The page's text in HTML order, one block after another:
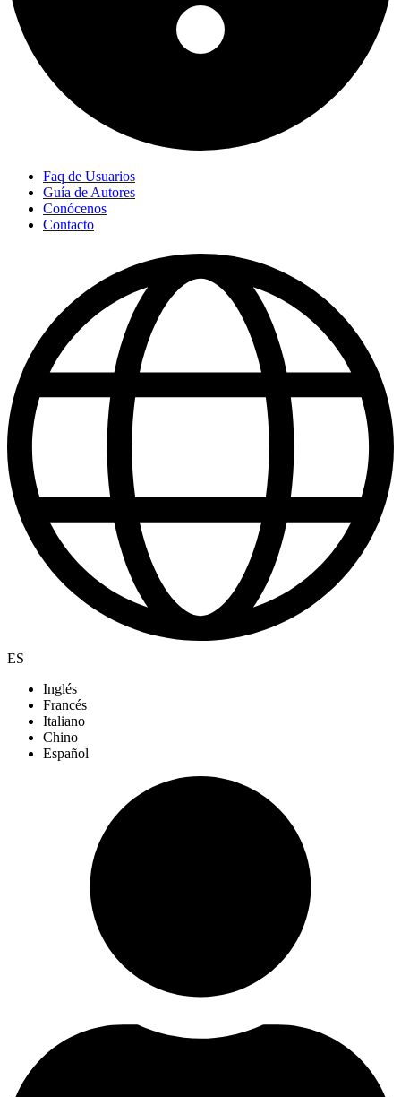
Faq de Usuarios
Guía de Autores
Conócenos
Contacto
ES
Inglés
Francés
Italiano
Chino
Español